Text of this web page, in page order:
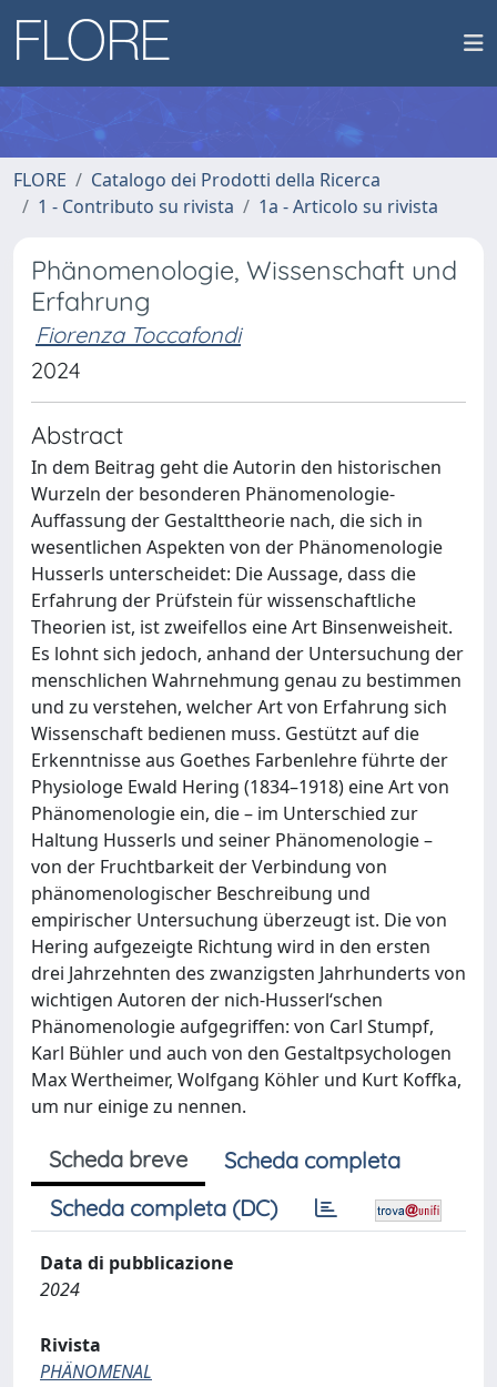
FLORE
Catalogo dei Prodotti della Ricerca
1 - Contributo su rivista
1a - Articolo su rivista
Phänomenologie, Wissenschaft und
Erfahrung
Fiorenza Toccafondi
2024
Abstract
In dem Beitrag geht die Autorin den historischen
Wurzeln der besonderen Phänomenologie-
Auffassung der Gestalttheorie nach, die sich in
wesentlichen Aspekten von der Phänomenologie
Husserls unterscheidet: Die Aussage, dass die
Erfahrung der Prüfstein für wissenschaftliche
Theorien ist, ist zweifellos eine Art Binsenweisheit.
Es lohnt sich jedoch, anhand der Untersuchung der
menschlichen Wahrnehmung genau zu bestimmen
und zu verstehen, welcher Art von Erfahrung sich
Wissenschaft bedienen muss. Gestützt auf die
Erkenntnisse aus Goethes Farbenlehre führte der
Physiologe Ewald Hering (1834–1918) eine Art von
Phänomenologie ein, die – im Unterschied zur
Haltung Husserls und seiner Phänomenologie –
von der Fruchtbarkeit der Verbindung von
phänomenologischer Beschreibung und
empirischer Untersuchung überzeugt ist. Die von
Hering aufgezeigte Richtung wird in den ersten
drei Jahrzehnten des zwanzigsten Jahrhunderts von
wichtigen Autoren der nich-Husserl‘schen
Phänomenologie aufgegriffen: von Carl Stumpf,
Karl Bühler und auch von den Gestaltpsychologen
Max Wertheimer, Wolfgang Köhler und Kurt Koffka,
um nur einige zu nennen.
Scheda breve
Scheda completa
Scheda completa (DC)
Data di pubblicazione
2024
Rivista
PHÄNOMENAL